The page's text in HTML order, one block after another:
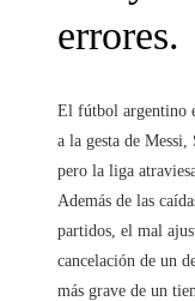
errores.
El fútbol argentino
a la gesta de
pero la liga
Además de las
partidos, el mal
cancelación de un
más grave de un